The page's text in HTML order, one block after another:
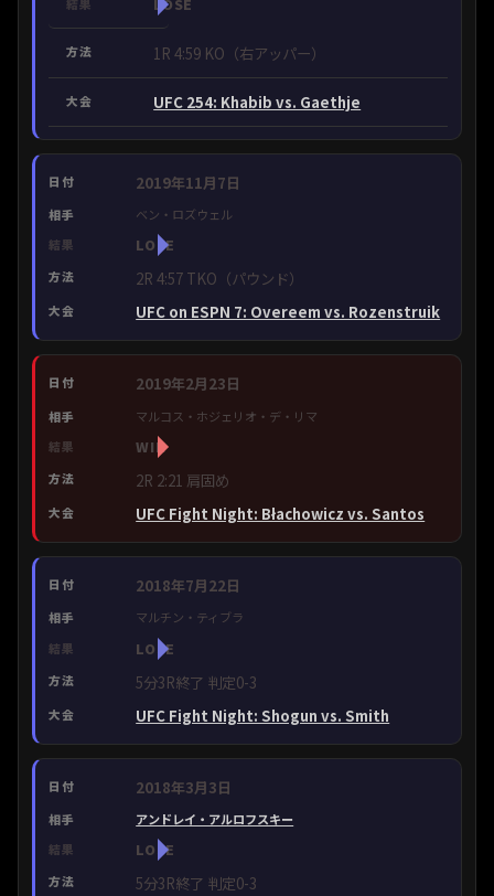
LOSE
1R 4:59 KO（右アッパー）
UFC 254: Khabib vs. Gaethje
2019年11月7日
ベン・ロズウェル
LOSE
2R 4:57 TKO（パウンド）
UFC on ESPN 7: Overeem vs. Rozenstruik
2019年2月23日
マルコス・ホジェリオ・デ・リマ
WIN
2R 2:21 肩固め
UFC Fight Night: Błachowicz vs. Santos
2018年7月22日
マルチン・ティブラ
LOSE
5分3R終了 判定0-3
UFC Fight Night: Shogun vs. Smith
2018年3月3日
アンドレイ・アルロフスキー
LOSE
5分3R終了 判定0-3